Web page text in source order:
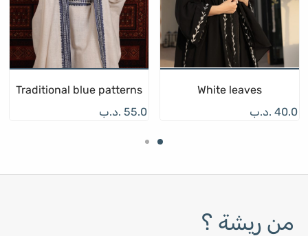
White leaves
40.0 .د.ب
Traditional blue patterns
55.0 .د.ب
من ريشة ؟